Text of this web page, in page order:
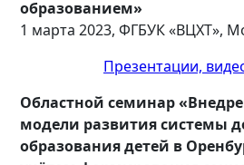
образованием»
1 марта 2023, ФГБУК «ВЦХТ»,
Презентации,
Областной семинар
модели развития системы
образования детей в